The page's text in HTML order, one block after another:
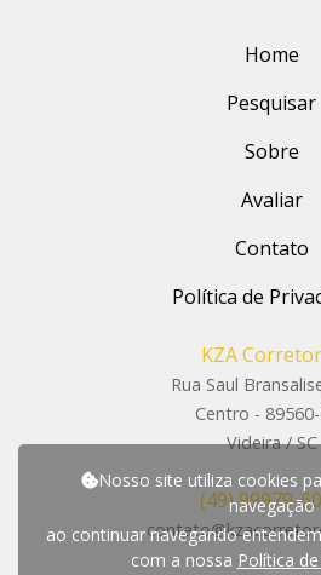
Nosso site utiliza cookies
navegação
ao continuar navegando
com a nossa Política
Home
Pesquisar
Sobre
Avaliar
Contato
Política de
KZA
Rua Saul
Centro -
Videira / SC
(49) 99979-